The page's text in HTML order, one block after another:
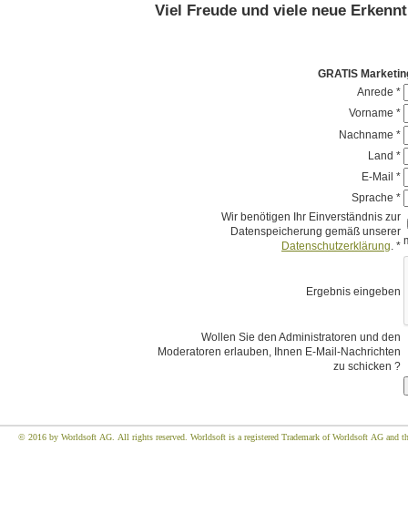
Viel Freude und viele neue
GRATIS
Anrede *
Vorname *
Nachname *
Land *
E-Mail *
Sprache *
Wir benötigen Ihr Einverständnis zur
Datenspeicherung gemäß unserer
Datenschutzerklärung. *
Ergebnis eingeben
Wollen Sie den Administratoren und den
Moderatoren erlauben, Ihnen E-Mail-Nachrichten
zu schicken ?
© 2016 by Worldsoft AG. All rights reserved. Worldsoft is a registered Trademark of Worldsoft AG and